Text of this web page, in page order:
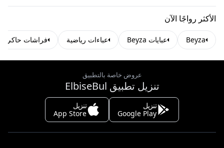
الأكثر رواجًا الآن
Beyza عبايات Beyza عباءات رياضية فراشات حاكي
عروض خاصة بالتطبيق
تنزيل تطبيق ElbiseBul
تنزيل
Google Play
تنزيل
App Store